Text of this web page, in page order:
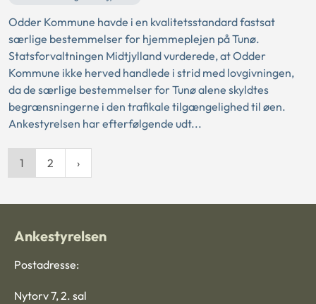
Odder Kommune havde i en kvalitetsstandard fastsat
særlige bestemmelser for hjemmeplejen på Tunø.
Statsforvaltningen Midtjylland vurderede, at Odder
Kommune ikke herved handlede i strid med lovgivningen,
da de særlige bestemmelser for Tunø alene skyldtes
begrænsningerne i den trafikale tilgængelighed til øen.
Ankestyrelsen har efterfølgende udt...
1 2
Ankestyrelsen
Postadresse:
Nytorv 7, 2. sal